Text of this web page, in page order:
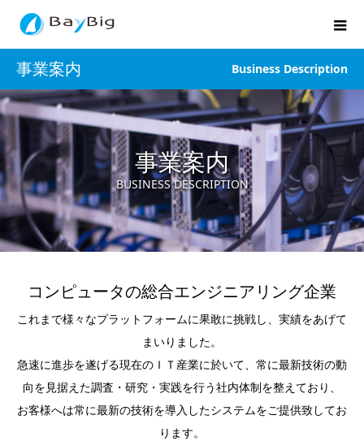
事業案内 Business Description
事業案内
BUSINESS DESCRIPTION
コンピュータの総合エンジニアリング企業
これまで様々なプラットフォームに果敢に挑戦し、実績をあげて
まいりました。
急速に進歩を遂げる現在のＩＴ産業に於いて、常に最新技術の動
向を見据えた調査・研究・実践を行う社内体制を整えており、
お客様へは常に最新の技術を導入したシステムをご提供致してお
ります。